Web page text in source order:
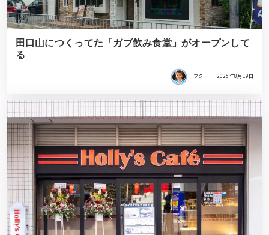
田口山につくってた「ガブ飲み食堂」がオープンして
る
フク 2025年8月19日